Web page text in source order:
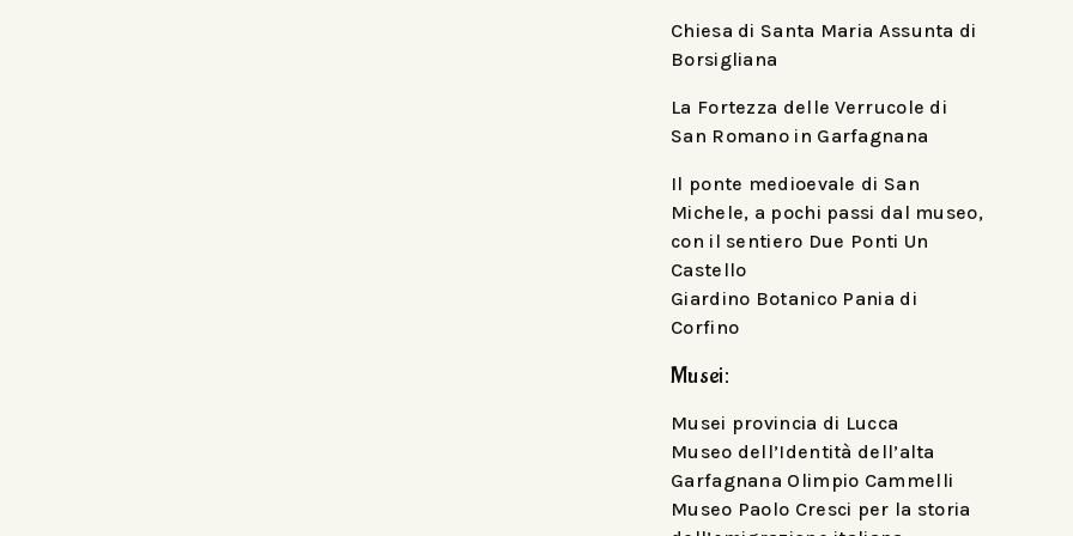
Chiesa di Santa Maria Assunta di
Borsigliana
La Fortezza delle Verrucole di
San Romano in Garfagnana
Il ponte medioevale di San
Michele, a pochi passi dal museo,
con il sentiero Due Ponti Un
Castello
Giardino Botanico Pania di
Corfino
Musei:
Musei provincia di Lucca
Museo dell’Identità dell’alta
Garfagnana Olimpio Cammelli
Museo Paolo Cresci per la storia